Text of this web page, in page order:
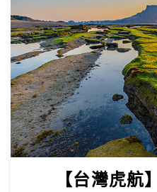
【台灣虎航